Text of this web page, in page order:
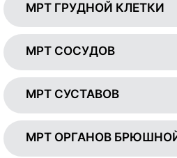
МРТ ГРУДНОЙ КЛЕТКИ
МРТ СОСУДОВ
МРТ СУСТАВОВ
МРТ ОРГАНОВ